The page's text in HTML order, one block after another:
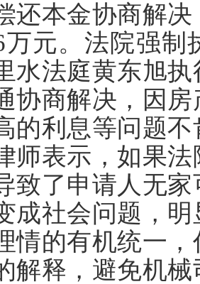
还本金协商解
万元。法院强制
水法庭黄东旭
协商解决，因
的利息等问题
师表示，如果
致了申请人无
成社会问题，
情的有机统一
解释，避免机